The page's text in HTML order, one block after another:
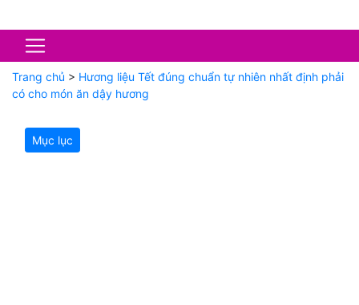
Trang chủ > Hương liệu Tết đúng chuẩn tự nhiên nhất định phải
có cho món ăn dậy hương
Mục lục